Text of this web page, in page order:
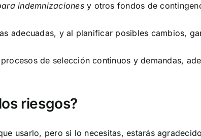
indemnizacionesy otros fondos de
adecuadas, y al planificar posibles cambios,
de selección continuos y demandas,
riesgos?
usarlo, pero si lo necesitas, estarás